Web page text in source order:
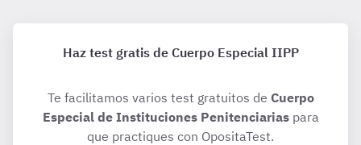
Haz test gratis de Cuerpo Especial IIPP
Te facilitamos varios test gratuitos de Cuerpo
Especial de Instituciones Penitenciariaspara
que practiques con OpositaTest.